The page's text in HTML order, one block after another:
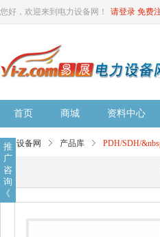
您好，欢迎来到电力设备网！ 请登录 免费
首页 商城 资料中心
电力设备网 产品库 PDH/SDH/
推
广
咨
询
《